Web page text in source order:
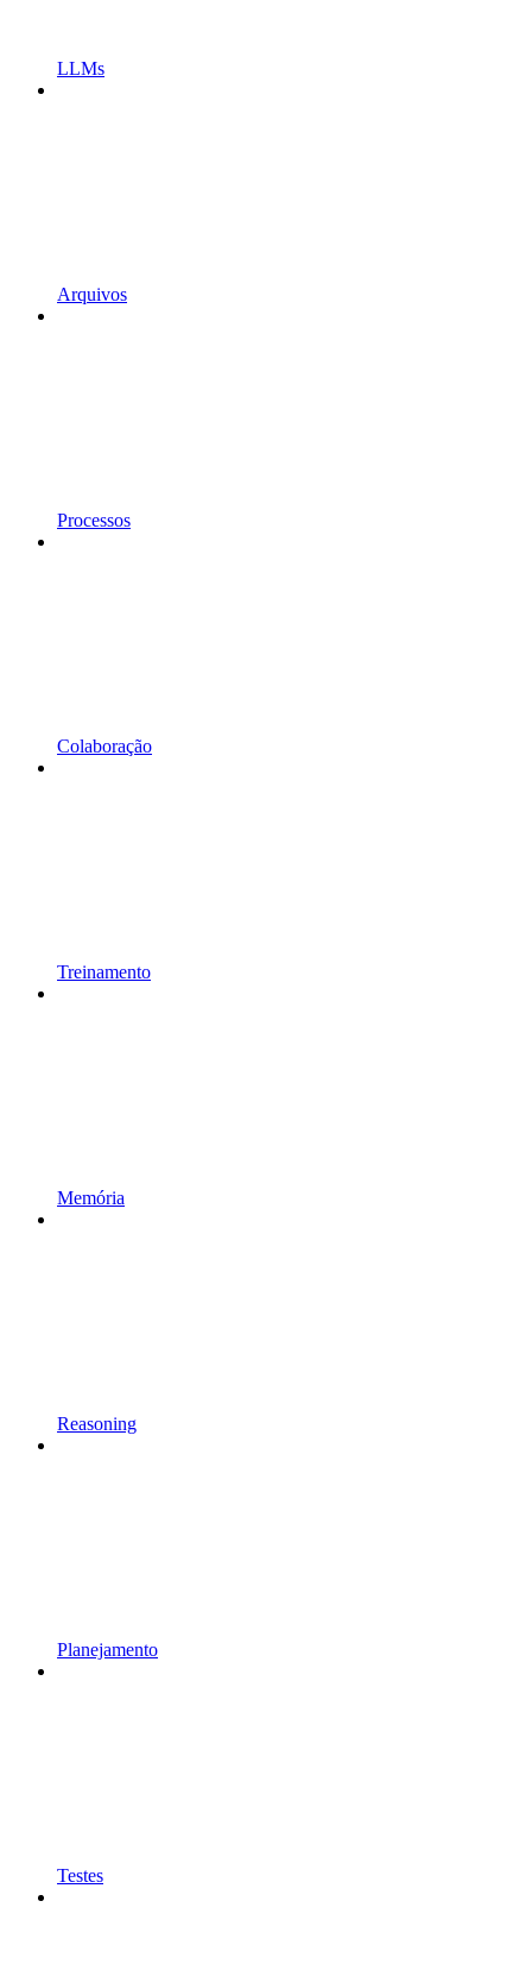
LLMs
Arquivos
Processos
Colaboração
Treinamento
Memória
Reasoning
Planejamento
Testes